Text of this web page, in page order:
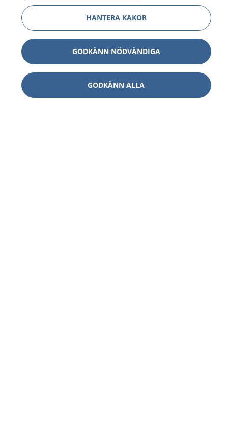
HANTERA KAKOR
GODKÄNN NÖDVÄNDIGA
GODKÄNN ALLA